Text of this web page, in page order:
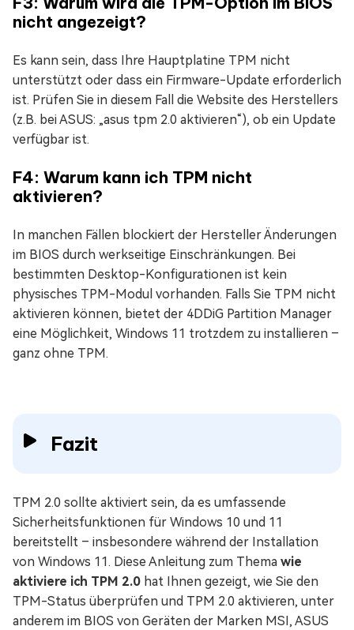
nicht angezeigt?
Es kann sein, dass Ihre Hauptplatine TPM nicht
unterstützt oder dass ein Firmware-Update erforderlich
ist. Prüfen Sie in diesem Fall die Website des Herstellers
(z.B. bei ASUS: „asus tpm 2.0 aktivieren“), ob ein Update
verfügbar ist.
F4: Warum kann ich TPM nicht
aktivieren?
In manchen Fällen blockiert der Hersteller Änderungen
im BIOS durch werkseitige Einschränkungen. Bei
bestimmten Desktop-Konfigurationen ist kein
physisches TPM-Modul vorhanden. Falls Sie TPM nicht
aktivieren können, bietet der 4DDiG Partition Manager
eine Möglichkeit, Windows 11 trotzdem zu installieren –
ganz ohne TPM.
Fazit
TPM 2.0 sollte aktiviert sein, da es umfassende
Sicherheitsfunktionen für Windows 10 und 11
bereitstellt – insbesondere während der Installation
von Windows 11. Diese Anleitung zum Thema wie
aktiviere ich TPM 2.0 hat Ihnen gezeigt, wie Sie den
TPM-Status überprüfen und TPM 2.0 aktivieren, unter
anderem im BIOS von Geräten der Marken MSI, ASUS